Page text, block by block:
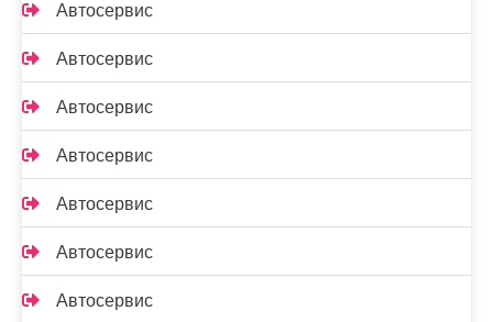
Автосервис
Автосервис
Автосервис
Автосервис
Автосервис
Автосервис
Автосервис